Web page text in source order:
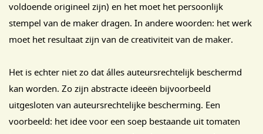
voldoende origineel zijn) en het moet het persoonlijk
stempel van de maker dragen. In andere woorden: het werk
moet het resultaat zijn van de creativiteit van de maker.
Het is echter niet zo dat álles auteursrechtelijk beschermd
kan worden. Zo zijn abstracte ideeën bijvoorbeeld
uitgesloten van auteursrechtelijke bescherming. Een
voorbeeld: het idee voor een soep bestaande uit tomaten